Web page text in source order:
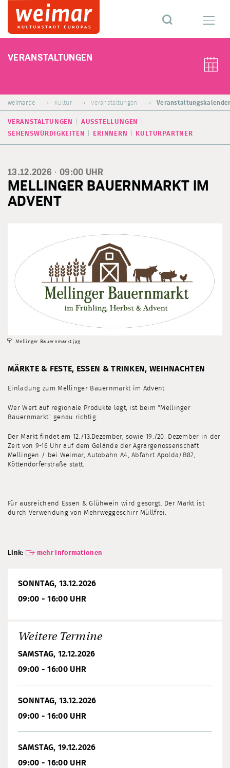
VERANSTALTUNGEN
weimar.de Kultur Veranstaltungen
VERANSTALTUNGEN
AUSSTELLUNGEN
SEHENSWÜRDIGKEITEN
ERINNERN KULTURPARTNER
13.12.2026 · 09:00 UHR
MELLINGER BAUERNMARKT IM
ADVENT
Mellinger Bauernmarkt.jpg
MÄRKTE & FESTE, ESSEN & TRINKEN, WEIHNACHTEN
Einladung zum Mellinger Bauernmarkt im Advent
Wer Wert auf regionale Produkte legt, ist beim "Mellinger
Bauernmarkt" genau richtig.
Der Markt findet am 12./13.Dezember, sowie 19./20. Dezember in der
Zeit von 9-16 Uhr auf dem Gelände der Agrargenossenschaft
Mellingen / bei Weimar, Autobahn A4, Abfahrt Apolda/B87,
Köttendorferstraße statt.
Für ausreichend Essen & Glühwein wird gesorgt. Der Markt ist
durch Verwendung von Mehrweggeschirr Müllfrei.
Link: mehr Informationen
SONNTAG, 13.12.2026
09:00 - 16:00 UHR
Weitere Termine
SAMSTAG, 12.12.2026
09:00 - 16:00 UHR
SONNTAG, 13.12.2026
09:00 - 16:00 UHR
SAMSTAG, 19.12.2026
09:00 - 16:00 UHR